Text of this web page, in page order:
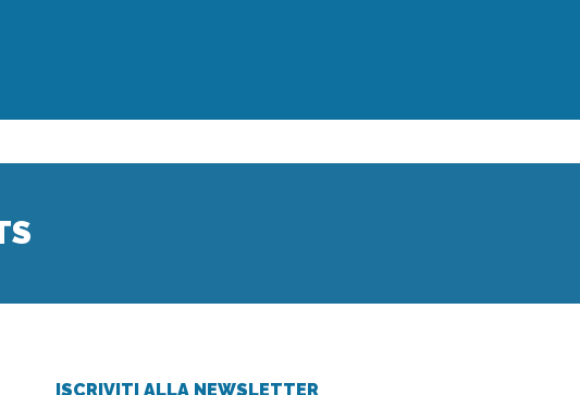
ISCRIVITI ALLA NEWSLETTER